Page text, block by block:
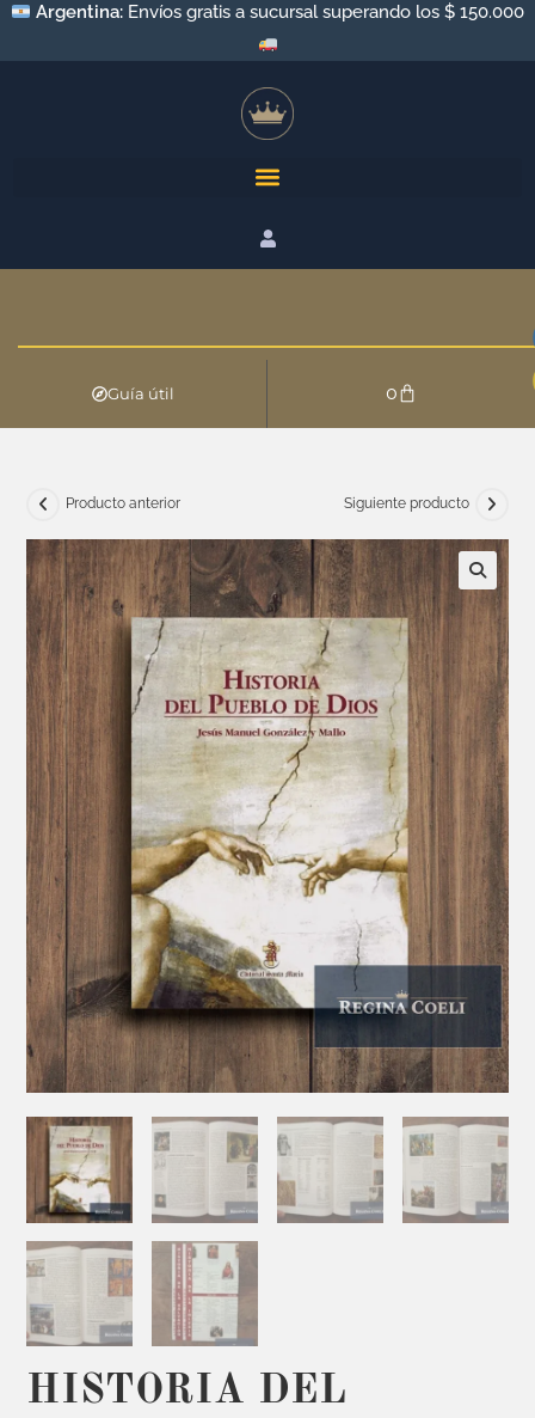
Argentina: Envíos gratis a sucursal superando los $ 150.000
Guía útil 0
Producto anterior Siguiente producto
HISTORIA DEL